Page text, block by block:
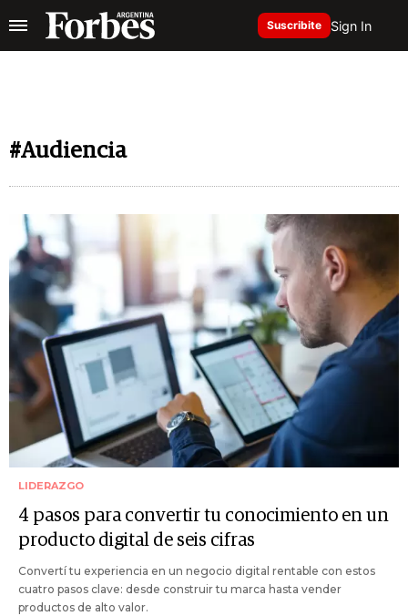
Suscribite Sign In
#Audiencia
LIDERAZGO
4 pasos para convertir tu conocimiento en un
producto digital de seis cifras
Convertí tu experiencia en un negocio digital rentable con estos
cuatro pasos clave: desde construir tu marca hasta vender
productos de alto valor.